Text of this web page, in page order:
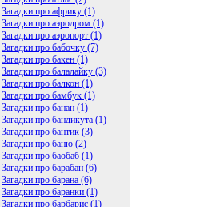
Загадки про африку (1)
Загадки про аэродром (1)
Загадки про аэропорт (1)
Загадки про бабочку (7)
Загадки про бакен (1)
Загадки про балалайку (3)
Загадки про балкон (1)
Загадки про бамбук (1)
Загадки про банан (1)
Загадки про бандикута (1)
Загадки про бантик (3)
Загадки про баню (2)
Загадки про баобаб (1)
Загадки про барабан (6)
Загадки про барана (6)
Загадки про баранки (1)
Загадки про барбарис (1)